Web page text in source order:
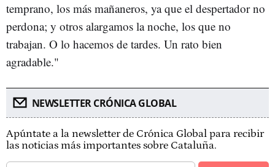
temprano, los más mañaneros, ya que el despertador no
perdona; y otros alargamos la noche, los que no
trabajan. O lo hacemos de tardes. Un rato bien
agradable."
NEWSLETTER CRÓNICA GLOBAL
Apúntate a la newsletter de Crónica Global para recibir
las noticias más importantes sobre Cataluña.